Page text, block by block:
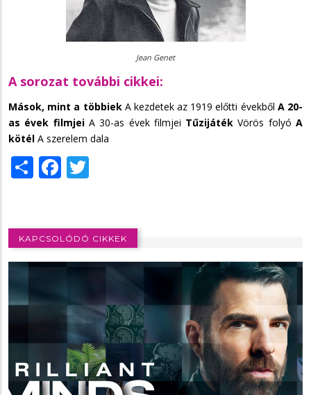
Jean Genet
A sorozat további cikkei:
Mások, mint a többiek A kezdetek az 1919 előtti évekből A 20-
as évek filmjei A 30-as évek filmjei TűzijátékVörös folyó A
kötél A szerelem dala
ShareFacebook
KAPCSOLÓDÓ CIKKEK